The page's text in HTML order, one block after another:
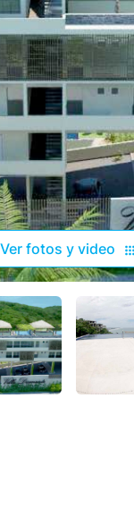
Ver fotos y video